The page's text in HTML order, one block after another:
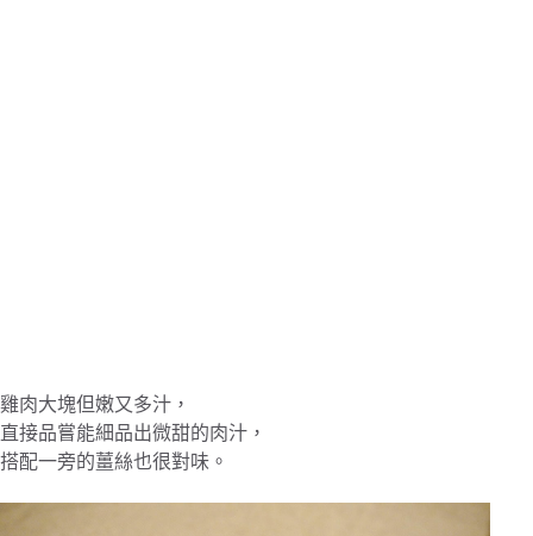
雞肉大塊但嫩又多汁，
直接品嘗能細品出微甜的肉汁，
搭配一旁的薑絲也很對味。